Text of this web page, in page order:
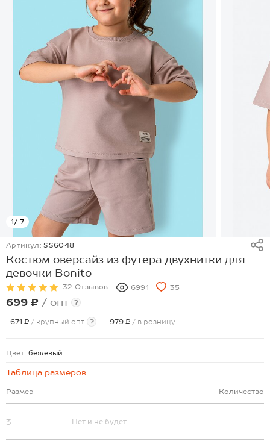
1/ 7
Артикул:SS6048
Костюм оверсайз из футера двухнитки для
девочки Bonito
32 Отзывов 6991 35
699 ₽ / опт ?
671 ₽ / крупный опт ? 979 ₽ / в розницу
Цвет: бежевый
Таблица размеров
Размер Количество
3 Нет и не будет